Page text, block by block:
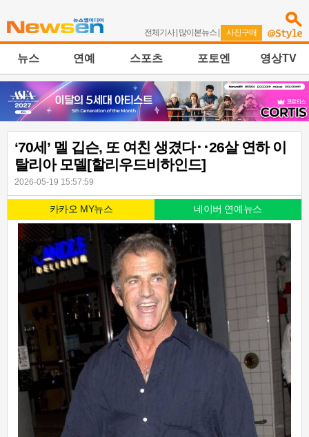
전체기사| 많이본뉴스 | 사진구매
뉴스 연예 스포츠 포토엔 영상TV
‘70세’ 멜 깁슨, 또 여친 생겼다‥26살 연하 이
탈리아 모델[할리우드비하인드]
2026-05-19 15:57:59
카카오 MY뉴스 네이버 연예뉴스